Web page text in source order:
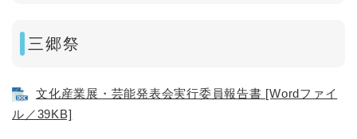
三郷祭
文化産業展・芸能発表会実行委員報告書 [Wordファイ
ル／39KB]